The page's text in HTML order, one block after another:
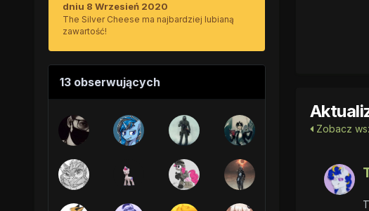
dniu 8 Wrzesień 2020
The Silver Cheese ma najbardziej lubianą
zawartość!
13 obserwujących
Zobacz